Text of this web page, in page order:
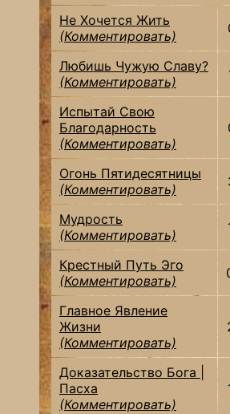
Не Хочется Жить
(Комментировать)
Любишь Чужую Славу?
(Комментировать)
Испытай Свою
Благодарность
(Комментировать)
Огонь Пятидесятницы
(Комментировать)
Мудрость
(Комментировать)
Крестный Путь Эго
(Комментировать)
Главное Явление
Жизни
(Комментировать)
Доказательство Бога |
Пасха
(Комментировать)